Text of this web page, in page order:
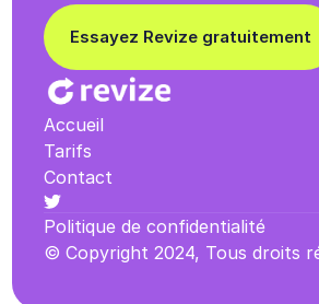
Essayez Revize gratuitement
Accueil
Tarifs
Contact
© Copyright 2024, Tous droits
Politique de confidentialité